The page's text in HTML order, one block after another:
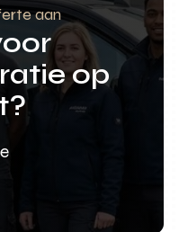
aan
op